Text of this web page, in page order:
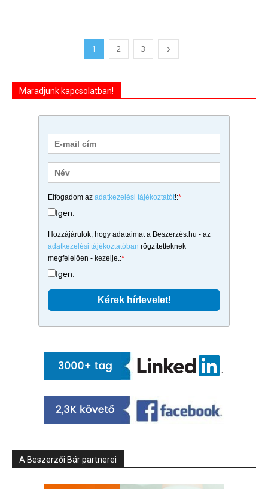
1 2 3
Maradjunk kapcsolatban!
Elfogadom az adatkezelési tájékoztatót!:*
Igen.
Hozzájárulok, hogy adataimat a Beszerzés.hu - az
adatkezelési tájékoztatóban rögzítetteknek
megfelelően - kezelje.:*
Igen.
A Beszerzői Bár partnerei